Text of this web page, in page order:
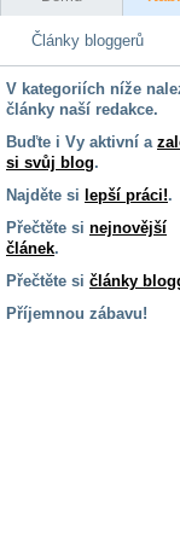
Články bloggerů
V kategoriích níže
články naší redakce.
Buďte i Vy aktivní a
si svůj blog.
Najděte si lepší práci!.
Přečtěte si nejnovější
článek.
Přečtěte si články
Příjemnou zábavu!